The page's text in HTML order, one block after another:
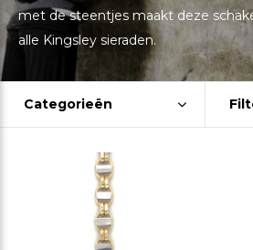
met de steentjes maakt deze
alle Kingsley sieraden.
Categorieën